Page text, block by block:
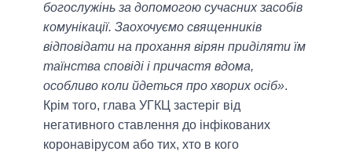
богослужінь за допомогою сучасних засобів
комунікації. Заохочуємо священників
відповідати на прохання вірян приділяти їм
таїнства сповіді і причастя вдома,
особливо коли йдеться про хворих осіб».
Крім того, глава УГКЦ застеріг від
негативного ставлення до інфікованих
коронавірусом або тих, хто в кого